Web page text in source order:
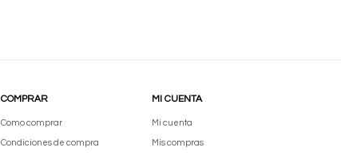
COMPRAR
Como comprar
Condiciones de compra
MI CUENTA
Mi cuenta
Mis compras